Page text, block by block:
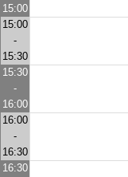
15:00
15:00
-
15:30
15:30
-
16:00
16:00
-
16:30
16:30